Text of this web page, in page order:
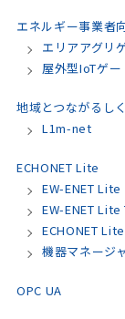
エネルギー事業者
エリアアグリ
屋外型IoTゲー
地域とつながるし
L1m-net
ECHONET Lite
EW-ENET Lite
EW-ENET
ECHONET
機器マネージャ
OPC UA